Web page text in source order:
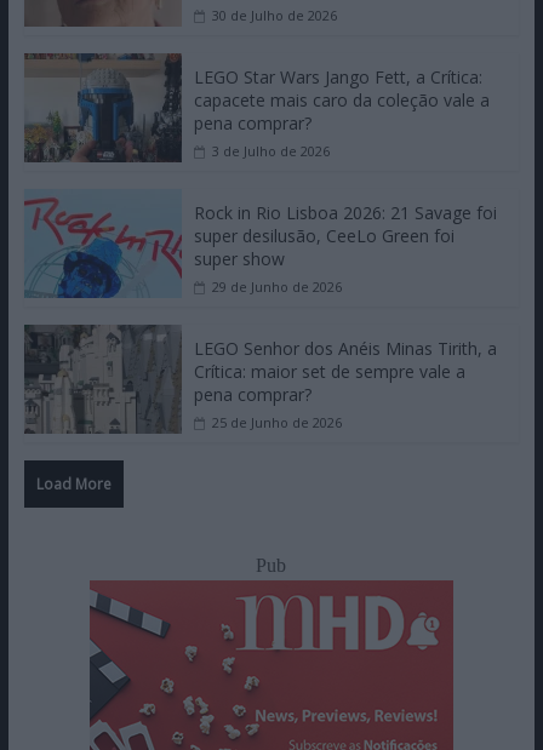
30 de Julho de 2026
LEGO Star Wars Jango Fett, a Crítica:
capacete mais caro da coleção vale a
pena comprar?
3 de Julho de 2026
Rock in Rio Lisboa 2026: 21 Savage foi
super desilusão, CeeLo Green foi
super show
29 de Junho de 2026
LEGO Senhor dos Anéis Minas Tirith, a
Crítica: maior set de sempre vale a
pena comprar?
25 de Junho de 2026
Load More
Pub